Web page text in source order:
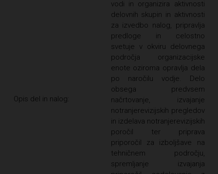
Opis del in nalog:
vodi in organizira aktivnosti
delovnih skupin in aktivnosti
za izvedbo nalog, pripravlja
predloge in celostno
svetuje v okviru delovnega
področja organizacijske
enote oziroma opravlja dela
po naročilu vodje. Delo
obsega predvsem
načrtovanje, izvajanje
notranjerevizijskih pregledov
in izdelava notranjerevizijskih
poročil ter priprava
priporočil za izboljšave na
tehničnem področju,
spremljanje izvajanja